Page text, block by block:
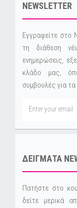
NEWSLETTER
Εγγραφείτε στο
τη διάθεση
ενημερώσεις,
κλάδο μας,
συμβουλές για
ΔΕΙΓΜΑΤΑ
Πατήστε στο
δείτε μερικά